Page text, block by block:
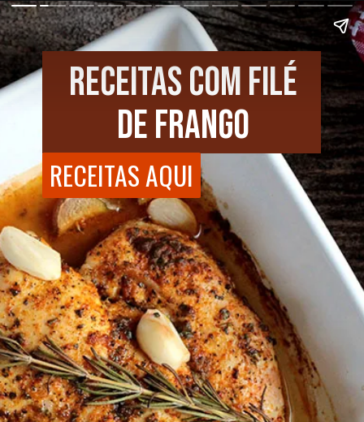
RECEITAS COM FILÉ
DE FRANGO
RECEITAS AQUI
RECEITAS AQUI